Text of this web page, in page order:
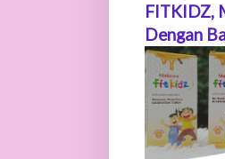
FITKIDZ,
Dengan